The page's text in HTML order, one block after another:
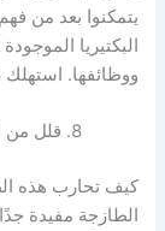
يتمكنوا بعد من
البكتيريا
ووظائفها. استهلك 113 جرامًا من اللبن الزبادي قليل الدسم يوميًا.
قلل من
كيف تحارب هذه
الطازجة مفيدة